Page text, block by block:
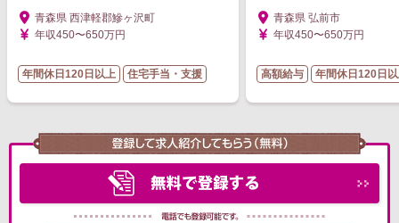
青森県 西津軽郡鰺ヶ沢町
年収450〜650万円
年間休日120日以上 住宅手当・支援
青森県 弘前市
年収450〜650万円
高額給与 年間休日120日